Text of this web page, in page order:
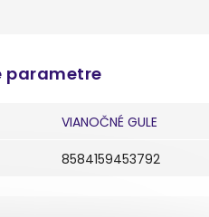
parametre
VIANOČNÉ GULE
8584159453792